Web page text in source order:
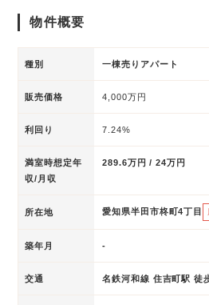
物件概要
種別 一棟売りアパート
販売価格 4,000万円
利回り 7.24%
満室時想定年
収/月収
289.6万円 / 24万円
所在地 愛知県半田市柊町4丁目
築年月 -
交通 名鉄河和線 住吉町駅 徒